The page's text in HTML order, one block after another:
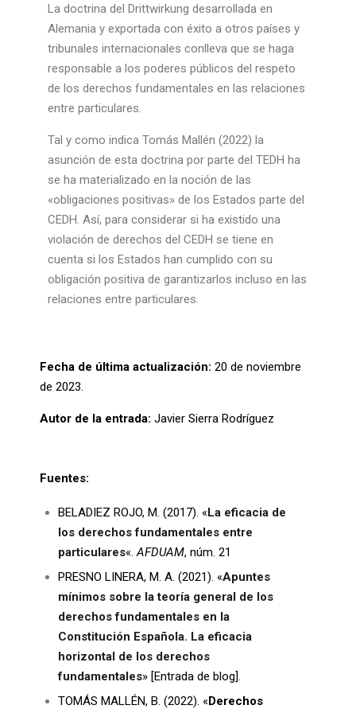
La doctrina del Drittwirkung desarrollada en
Alemania y exportada con éxito a otros países y
tribunales internacionales conlleva que se haga
responsable a los poderes públicos del respeto
de los derechos fundamentales en las relaciones
entre particulares.
Tal y como indica Tomás Mallén (2022) la
asunción de esta doctrina por parte del TEDH ha
se ha materializado en la noción de las
«obligaciones positivas» de los Estados parte del
CEDH. Así, para considerar si ha existido una
violación de derechos del CEDH se tiene en
cuenta si los Estados han cumplido con su
obligación positiva de garantizarlos incluso en las
relaciones entre particulares.
Fecha de última actualización: 20 de noviembre
de 2023.
Autor de la entrada: Javier Sierra Rodríguez
Fuentes:
BELADIEZ ROJO, M. (2017). «La eficacia de
los derechos fundamentales entre
particulares«.AFDUAM, núm. 21
PRESNO LINERA, M. A. (2021). «Apuntes
mínimos sobre la teoría general de los
derechos fundamentales en la
Constitución Española. La eficacia
horizontal de los derechos
fundamentales» [Entrada de blog].
TOMÁS MALLÉN, B. (2022). «Derechos